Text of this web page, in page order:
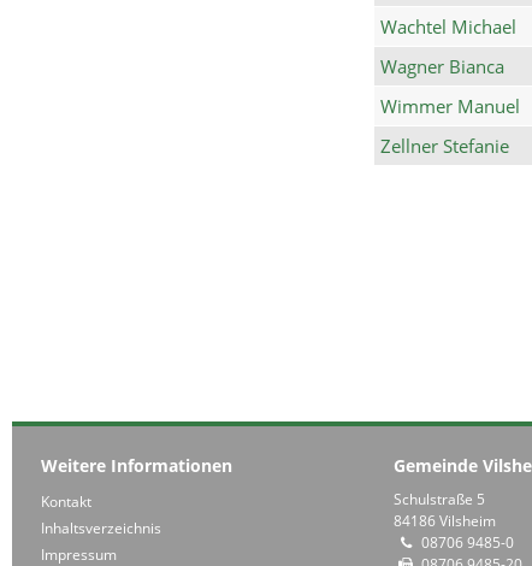
Wachtel Michael
Wagner Bianca
Wimmer Manuel
Zellner Stefanie
Weitere Informationen
Kontakt
Inhaltsverzeichnis
Impressum
Gemeinde
Schulstraße 5
84186 Vilsheim
08706 9485-0